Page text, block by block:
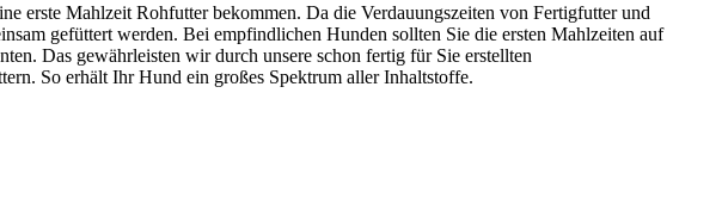
erste Mahlzeit Rohfutter bekommen. Da die Verdauungszeiten von Fertigfutter und
gefüttert werden. Bei empfindlichen Hunden sollten Sie die ersten Mahlzeiten auf
Das gewährleisten wir durch unsere schon fertig für Sie erstellten
So erhält Ihr Hund ein großes Spektrum aller Inhaltstoffe.